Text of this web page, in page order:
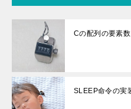
Cの配列の要素数
SLEEP命令の実